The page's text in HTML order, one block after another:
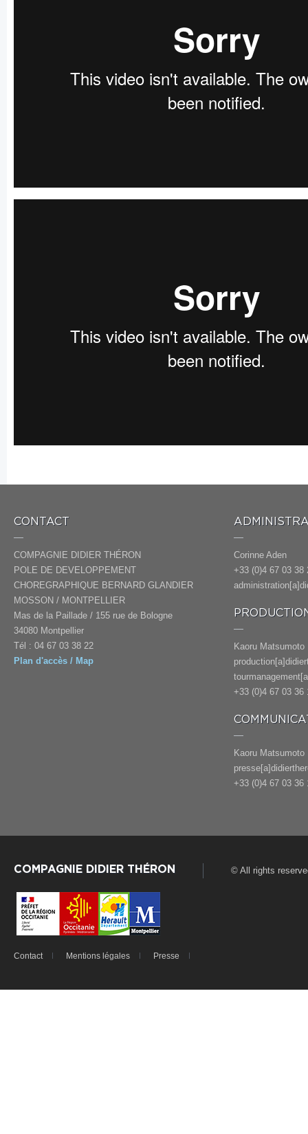
CONTACT
COMPAGNIE DIDIER THÉRON
POLE DE DEVELOPPEMENT
CHOREGRAPHIQUE BERNARD GLANDIER
MOSSON / MONTPELLIER
Mas de la Paillade / 155 rue de Bologne
34080 Montpellier
Tél : 04 67 03 38 22
Plan d'accès / Map
Corinne Aden
+33 (0)4 67 03 38
Kaoru Matsumoto
+33 (0)4 67 03 36
Kaoru Matsumoto
+33 (0)4 67 03 36
COMPAGNIE DIDIER THÉRON © All rights
Contact Mentions légales Presse